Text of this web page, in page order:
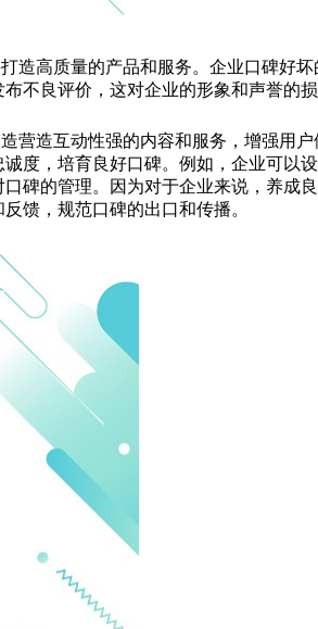
造高质量的产品和服务。企业口碑好坏
不良评价，这对企业的形象和声誉的
营造互动性强的内容和服务，增强用户
度，培育良好口碑。例如，企业可以
碑的管理。因为对于企业来说，养成
馈，规范口碑的出口和传播。